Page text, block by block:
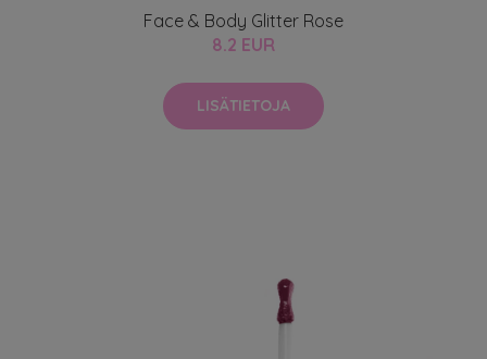
Face & Body Glitter Rose
8.2 EUR
LISÄTIETOJA